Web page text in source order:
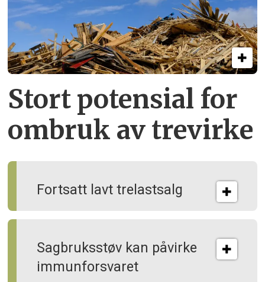
Stort potensial for
ombruk av tre­virke
Fortsatt lavt trelastsalg
Sagbruksstøv kan på­virke
immun­forsvaret